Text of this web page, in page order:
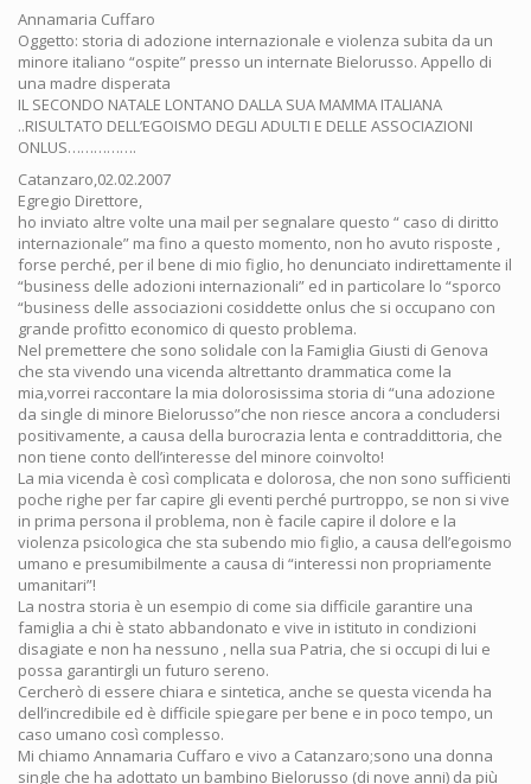
Annamaria Cuffaro
Oggetto: storia di adozione internazionale e violenza subita da un
minore italiano “ospite” presso un internate Bielorusso. Appello di
una madre disperata
IL SECONDO NATALE LONTANO DALLA SUA MAMMA ITALIANA
..RISULTATO DELL’EGOISMO DEGLI ADULTI E DELLE ASSOCIAZIONI
ONLUS…………….
Catanzaro,02.02.2007
Egregio Direttore,
ho inviato altre volte una mail per segnalare questo “ caso di diritto
internazionale” ma fino a questo momento, non ho avuto risposte ,
forse perché, per il bene di mio figlio, ho denunciato indirettamente il
“business delle adozioni internazionali” ed in particolare lo “sporco
“business delle associazioni cosiddette onlus che si occupano con
grande profitto economico di questo problema.
Nel premettere che sono solidale con la Famiglia Giusti di Genova
che sta vivendo una vicenda altrettanto drammatica come la
mia,vorrei raccontare la mia dolorosissima storia di “una adozione
da single di minore Bielorusso”che non riesce ancora a concludersi
positivamente, a causa della burocrazia lenta e contraddittoria, che
non tiene conto dell’interesse del minore coinvolto!
La mia vicenda è così complicata e dolorosa, che non sono sufficienti
poche righe per far capire gli eventi perché purtroppo, se non si vive
in prima persona il problema, non è facile capire il dolore e la
violenza psicologica che sta subendo mio figlio, a causa dell’egoismo
umano e presumibilmente a causa di “interessi non propriamente
umanitari”!
La nostra storia è un esempio di come sia difficile garantire una
famiglia a chi è stato abbandonato e vive in istituto in condizioni
disagiate e non ha nessuno , nella sua Patria, che si occupi di lui e
possa garantirgli un futuro sereno.
Cercherò di essere chiara e sintetica, anche se questa vicenda ha
dell’incredibile ed è difficile spiegare per bene e in poco tempo, un
caso umano così complesso.
Mi chiamo Annamaria Cuffaro e vivo a Catanzaro;sono una donna
single che ha adottato un bambino Bielorusso (di nove anni) da più